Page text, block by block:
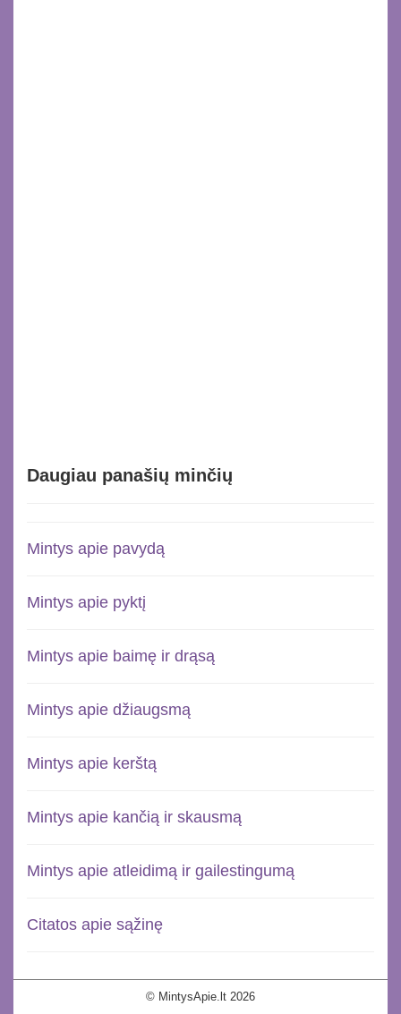
Daugiau panašių minčių
Mintys apie pavydą
Mintys apie pyktį
Mintys apie baimę ir drąsą
Mintys apie džiaugsmą
Mintys apie kerštą
Mintys apie kančią ir skausmą
Mintys apie atleidimą ir gailestingumą
Citatos apie sąžinę
© MintysApie.lt 2026